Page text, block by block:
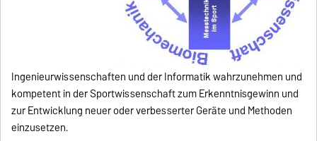
Ingenieurwissenschaften und der Informatik wahrzunehmen und
kompetent in der Sportwissenschaft zum Erkenntnisgewinn und
zur Entwicklung neuer oder verbesserter Geräte und Methoden
einzusetzen.